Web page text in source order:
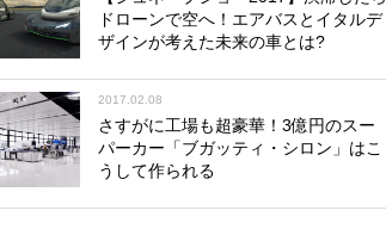
ドローンで空へ！エアバスとイタルデ
ザインが考えた未来の車とは?
2017.02.08
さすがに工場も超豪華！3億円のスー
パーカー「ブガッティ・シロン」はこ
うして作られる